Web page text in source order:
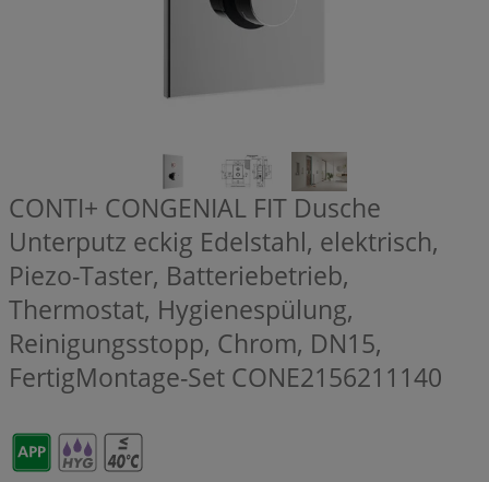
CONTI+ CONGENIAL FIT Dusche
Unterputz eckig Edelstahl, elektrisch,
Piezo-Taster, Batteriebetrieb,
Thermostat, Hygienespülung,
Reinigungsstopp, Chrom, DN15,
FertigMontage-Set CONE2156211140